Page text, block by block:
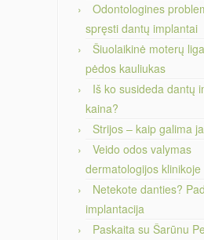
Odontologines
spręsti dantų implantai
Šiuolaikinė moterų
pėdos kauliukas
Iš ko susideda dantų
kaina?
Strijos – kaip galima
Veido odos valymas
dermatologijos klinikoje
Netekote danties?
implantacija
Paskaita su Šarūnu